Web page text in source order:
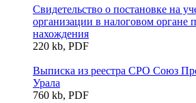
Свидетельство о постановке на
организации в налоговом органе
нахождения
220 kb, PDF
Выписка из реестра СРО Союз
Урала
760 kb, PDF